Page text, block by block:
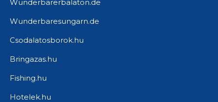
Wunderbarerbalaton.de
Wunderbaresungarn.de
Csodalatosborok.hu
Bringazas.hu
Fishing.hu
Hotelek.hu